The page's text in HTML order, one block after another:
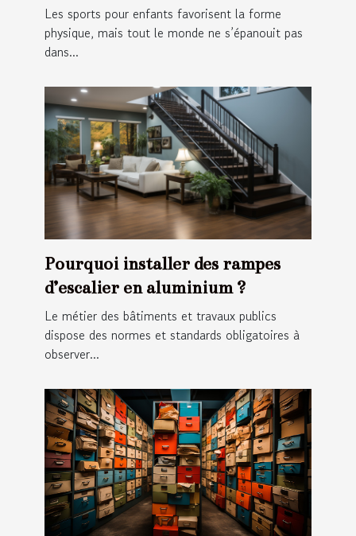
Les sports pour enfants favorisent la forme
physique, mais tout le monde ne s’épanouit pas
dans...
Pourquoi installer des rampes
d’escalier en aluminium ?
Le métier des bâtiments et travaux publics
dispose des normes et standards obligatoires à
observer...